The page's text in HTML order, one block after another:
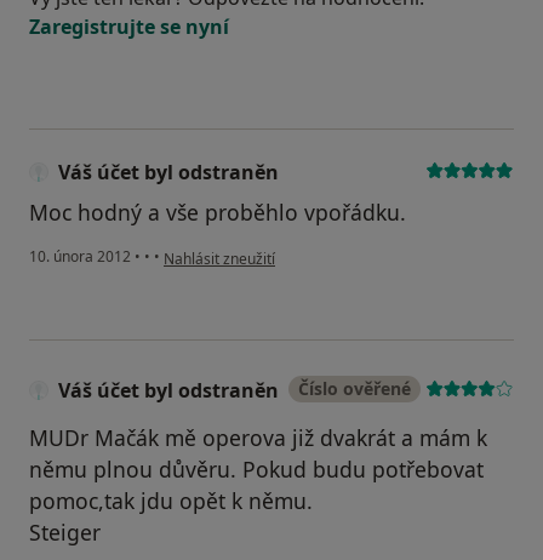
Zaregistrujte se nyní
Váš účet byl odstraněn
Moc hodný a vše proběhlo vpořádku.
10. února 2012 • • • podle názoru uživatele Váš účet byl odstraněn
Nahlásit zneužití
Váš účet byl odstraněn Číslo ověřené
MUDr Mačák mě operova již dvakrát a mám k
němu plnou důvěru. Pokud budu potřebovat
pomoc,tak jdu opět k němu.
Steiger